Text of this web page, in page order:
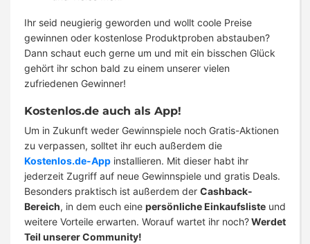
Ihr seid neugierig geworden und wollt coole Preise
gewinnen oder kostenlose Produktproben abstauben?
Dann schaut euch gerne um und mit ein bisschen Glück
gehört ihr schon bald zu einem unserer vielen
zufriedenen Gewinner!
Kostenlos.de auch als App!
Um in Zukunft weder Gewinnspiele noch Gratis-Aktionen
zu verpassen, solltet ihr euch außerdem die
Kostenlos.de-App installieren. Mit dieser habt ihr
jederzeit Zugriff auf neue Gewinnspiele und gratis Deals.
Besonders praktisch ist außerdem der Cashback-
Bereich, in dem euch eine persönliche Einkaufsliste und
weitere Vorteile erwarten. Worauf wartet ihr noch?Werdet
Teil unserer Community!